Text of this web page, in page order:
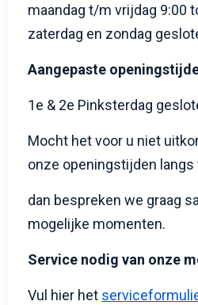
maandag t/m vrijdag 9:00
zaterdag en zondag
Aangepaste
1e & 2e Pinksterdag
Mocht het voor u niet
onze openingstijden langs
dan bespreken we graag
mogelijke momenten.
Service nodig van onze
Vul hier het